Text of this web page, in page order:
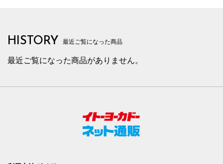
HISTORY 最近ご覧になった商品
最近ご覧になった商品がありません。